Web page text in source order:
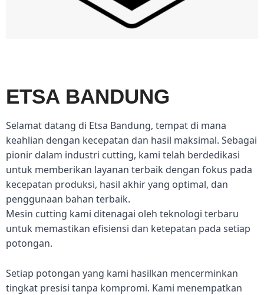
ETSA BANDUNG
Selamat datang di Etsa Bandung, tempat di mana
keahlian dengan kecepatan dan hasil maksimal. Sebagai
pionir dalam industri cutting, kami telah berdedikasi
untuk memberikan layanan terbaik dengan fokus pada
kecepatan produksi, hasil akhir yang optimal, dan
penggunaan bahan terbaik.
Mesin cutting kami ditenagai oleh teknologi terbaru
untuk memastikan efisiensi dan ketepatan pada setiap
potongan.
Setiap potongan yang kami hasilkan mencerminkan
tingkat presisi tanpa kompromi. Kami menempatkan